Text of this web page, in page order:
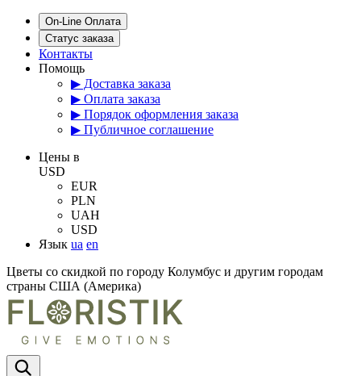
On-Line Оплата
Статус заказа
Контакты
Помощь
▶ Доставка заказа
▶ Оплата заказа
▶ Порядок оформления заказа
▶ Публичное соглашение
Цены в
USD
EUR
PLN
UAH
USD
Язык ua en
Цветы со скидкой по городу Колумбус и другим городам
страны США (Америка)